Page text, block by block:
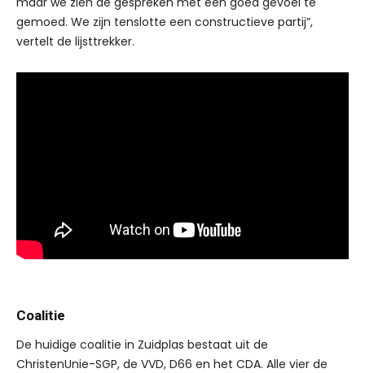
gemoed. We zijn tenslotte een constructieve partij”,
vertelt de lijsttrekker.
Coalitie
De huidige coalitie in Zuidplas bestaat uit de
ChristenUnie-SGP, de VVD, D66 en het CDA. Alle vier de